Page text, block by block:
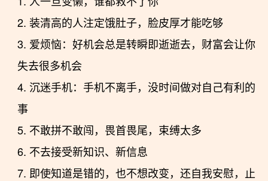
2. 装清高的人注定饿肚子，脸皮厚才能吃够
3. 爱烦恼：好机会总是转瞬即逝逝去，财富会让你
失去很多机会
4. 沉迷手机：手机不离手，没时间做对自己有利的
事
5. 不敢拼不敢闯，畏首畏尾，束缚太多
6. 不去接受新知识、新信息
7. 即使知道是错的，也不想改变，还自我安慰，止